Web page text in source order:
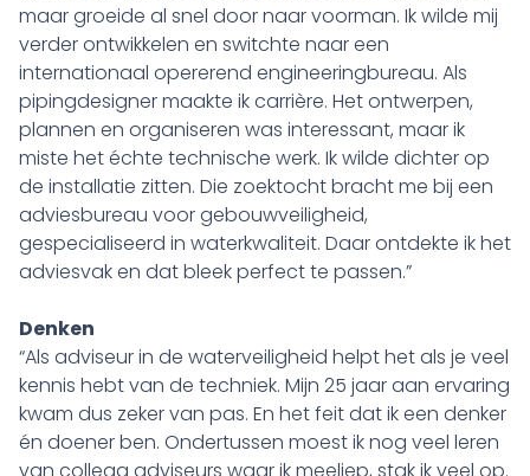
maar groeide al snel door naar voorman. Ik wilde mij
verder ontwikkelen en switchte naar een
internationaal opererend engineeringbureau. Als
pipingdesigner maakte ik carrière. Het ontwerpen,
plannen en organiseren was interessant, maar ik
miste het échte technische werk. Ik wilde dichter op
de installatie zitten. Die zoektocht bracht me bij een
adviesbureau voor gebouwveiligheid,
gespecialiseerd in waterkwaliteit. Daar ontdekte ik het
adviesvak en dat bleek perfect te passen.”
Denken
“Als adviseur in de waterveiligheid helpt het als je veel
kennis hebt van de techniek. Mijn 25 jaar aan ervaring
kwam dus zeker van pas. En het feit dat ik een denker
én doener ben. Ondertussen moest ik nog veel leren